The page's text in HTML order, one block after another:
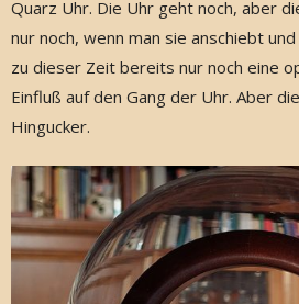
Quarz Uhr. Die Uhr geht noch, aber
nur noch, wenn man sie anschiebt
zu dieser Zeit bereits nur noch eine
Einfluß auf den Gang der Uhr. Aber
Hingucker.